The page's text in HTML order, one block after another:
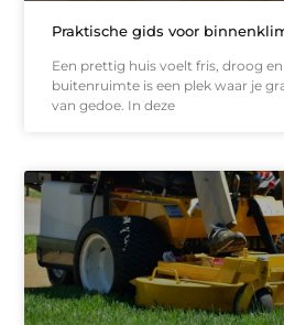
Praktische gids voor
Een prettig huis voelt fris, droog
buitenruimte is een plek waar je
van gedoe. In deze